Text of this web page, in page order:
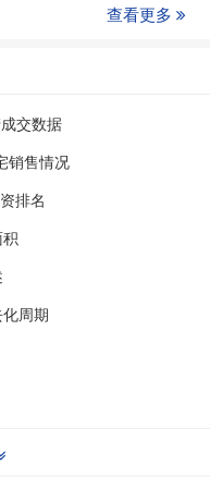
查看更多
交数据
销售情况
排名
周期